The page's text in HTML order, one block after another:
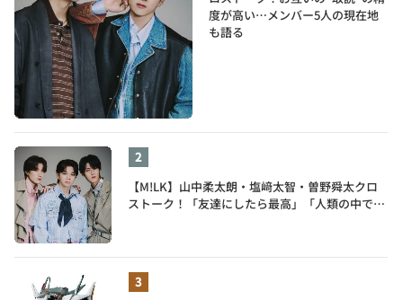
度が高い…メンバー5人の現在地
も語る
【M!LK】山中柔太朗・塩﨑太智・曽野舜太クロ
ストーク！「友達にしたら最高」「人類の中で桁